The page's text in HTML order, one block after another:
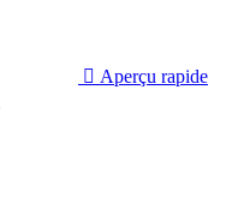
 Aperçu rapide